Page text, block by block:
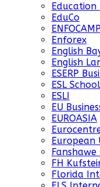
Education
EduCo
Enforex
English
English
ESERP
ESL
ESLI
EU
EUROASIA
European
FH
Florida